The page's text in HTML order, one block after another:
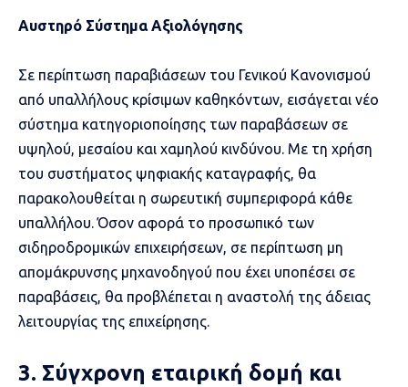
Αυστηρό Σύστημα Αξιολόγησης
Σε περίπτωση παραβιάσεων του Γενικού Κανονισμού
από υπαλλήλους κρίσιμων καθηκόντων, εισάγεται νέο
σύστημα κατηγοριοποίησης των παραβάσεων σε
υψηλού, μεσαίου και χαμηλού κινδύνου. Με τη χρήση
του συστήματος ψηφιακής καταγραφής, θα
παρακολουθείται η σωρευτική συμπεριφορά κάθε
υπαλλήλου. Όσον αφορά το προσωπικό των
σιδηροδρομικών επιχειρήσεων, σε περίπτωση μη
απομάκρυνσης μηχανοδηγού που έχει υποπέσει σε
παραβάσεις, θα προβλέπεται η αναστολή της άδειας
λειτουργίας της επιχείρησης.
3. Σύγχρονη εταιρική δομή και